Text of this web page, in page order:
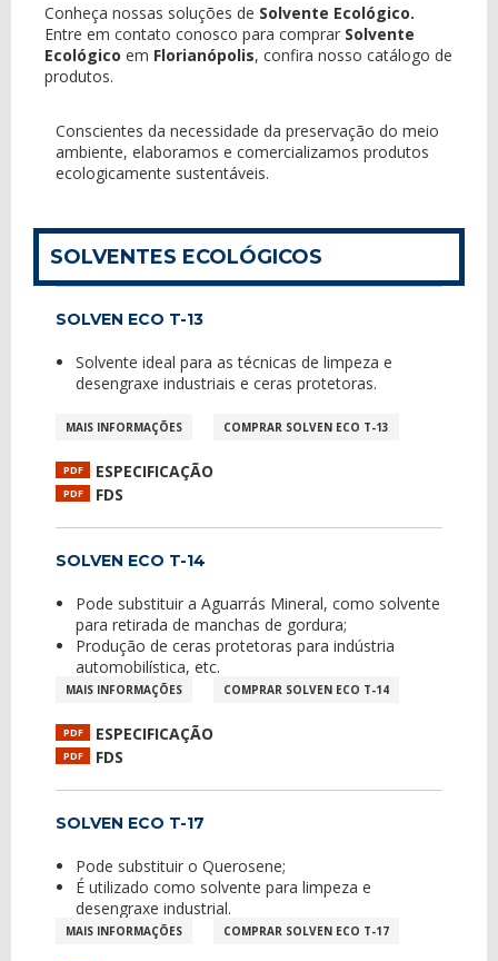
Conheça nossas soluções de Solvente Ecológico.
Entre em contato conosco para comprar Solvente
Ecológico em Florianópolis, confira nosso catálogo de
produtos.
Conscientes da necessidade da preservação do meio
ambiente, elaboramos e comercializamos produtos
ecologicamente sustentáveis.
SOLVENTES ECOLÓGICOS
SOLVEN ECO T-13
Solvente ideal para as técnicas de limpeza e
desengraxe industriais e ceras protetoras.
MAIS INFORMAÇÕES COMPRAR SOLVEN ECO T-13
PDF ESPECIFICAÇÃO
PDF FDS
SOLVEN ECO T-14
Pode substituir a Aguarrás Mineral, como solvente
para retirada de manchas de gordura;
Produção de ceras protetoras para indústria
automobilística, etc.
MAIS INFORMAÇÕES COMPRAR SOLVEN ECO T-14
PDF ESPECIFICAÇÃO
PDF FDS
SOLVEN ECO T-17
Pode substituir o Querosene;
É utilizado como solvente para limpeza e
desengraxe industrial.
MAIS INFORMAÇÕES COMPRAR SOLVEN ECO T-17